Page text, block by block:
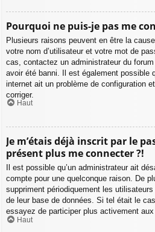
Pourquoi ne puis-je pas me
Plusieurs raisons peuvent en être la
votre nom d’utilisateur et votre mot de
cas, contactez un administrateur du
avoir été banni. Il est également possible
internet ait un problème de configuration
corriger.
Haut
Je m’étais déjà inscrit par le
présent plus me connecter ?!
Il est possible qu’un administrateur ait
compte pour une quelconque raison. De
suppriment périodiquement les
de leur base de données. Si tel était le
essayez de participer plus activement
Haut